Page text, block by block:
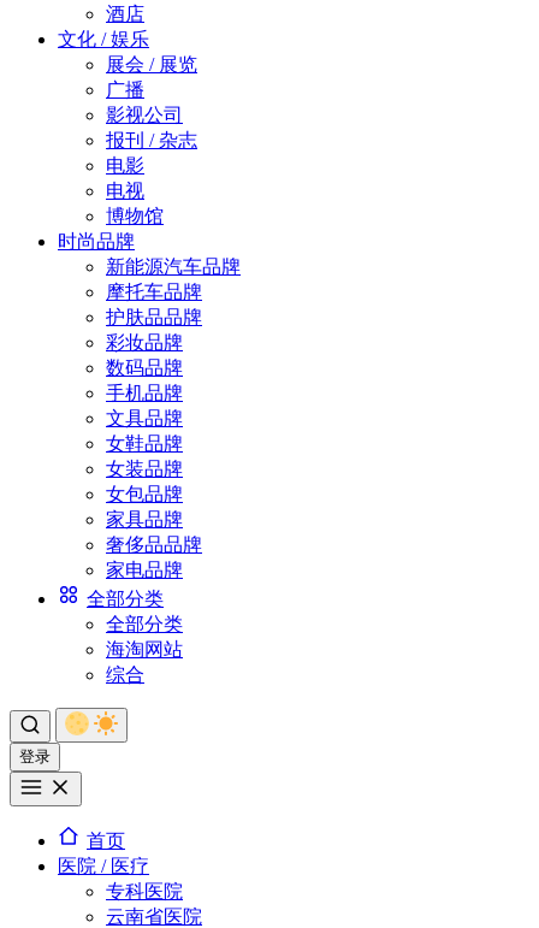
酒店
文化 / 娱乐
展会 / 展览
广播
影视公司
报刊 / 杂志
电影
电视
博物馆
时尚品牌
新能源汽车品牌
摩托车品牌
护肤品品牌
彩妆品牌
数码品牌
手机品牌
文具品牌
女鞋品牌
女装品牌
女包品牌
家具品牌
奢侈品品牌
家电品牌
全部分类
全部分类
海淘网站
综合
登录
首页
医院 / 医疗
专科医院
云南省医院